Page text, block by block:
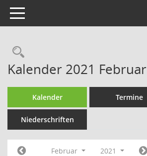
Toggle navigation
Rechercheauswahl
Kalender 2021 Februar
Kalender Termine
Niederschriften
Februar 2021